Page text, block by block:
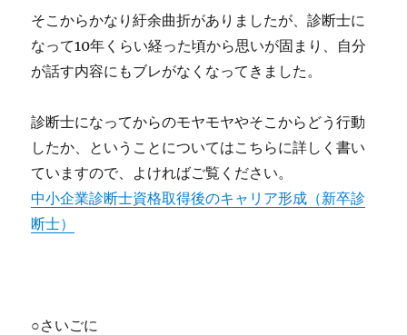
そこからかなり紆余曲折がありましたが、診断士に
なって10年くらい経った頃から思いが固まり、自分
が話す内容にもブレがなくなってきました。
診断士になってからのモヤモヤやそこからどう行動
したか、ということについてはこちらに詳しく書い
ていますので、よければご覧ください。
中小企業診断士資格取得後のキャリア形成（新卒診
断士）
○さいごに